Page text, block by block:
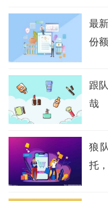
最
份
跟
哉
狼
托